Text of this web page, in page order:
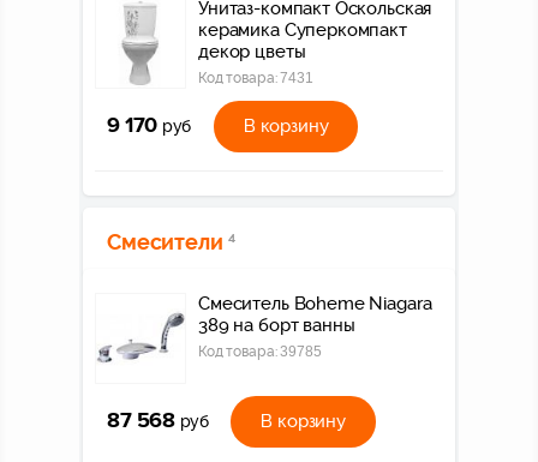
Унитаз-компакт Оскольская
керамика Суперкомпакт
декор цветы
Код товара:7431
9 170 руб В корзину
Смесители 4
Смеситель Boheme Niagara
389 на борт ванны
Код товара:39785
87 568 руб В корзину